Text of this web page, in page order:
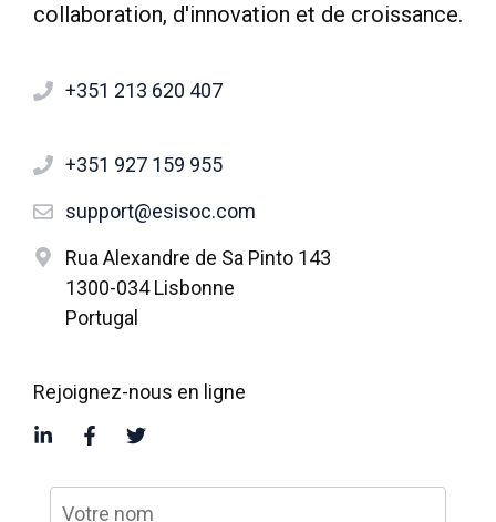
collaboration, d'innovation et de croissance.
+351 213 620 407
+351 927 159 955
support@esisoc.com
Rua Alexandre de Sa Pinto 143
1300-034 Lisbonne
Portugal
Rejoignez-nous en ligne